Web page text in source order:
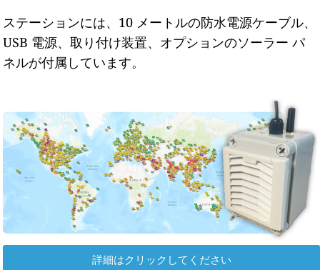
ステーションには、10 メートルの防水電源ケーブル、
USB 電源、取り付け装置、オプションのソーラー パ
ネルが付属しています。
詳細はクリックしてください